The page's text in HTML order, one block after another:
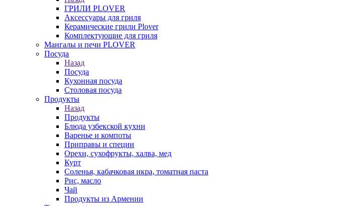
ГРИЛИ PLOVER
Аксессуары для гриля
Керамические грили Plover
Комплектующие для гриля
Мангалы и печи PLOVER
Посуда
Назад
Посуда
Кухонная посуда
Столовая посуда
Продукты
Назад
Продукты
Блюда узбекской кухни
Варенье и компоты
Приправы и специи
Орехи, сухофрукты, халва, мед
Курт
Соленья, кабачковая икра, томатная паста
Рис, масло
Чай
Продукты из Армении